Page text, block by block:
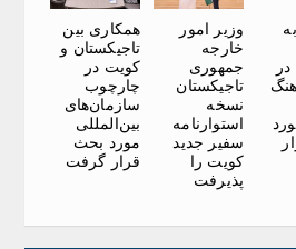
وزیر امور
خارجه
جمهوری
تاجیکستان
نسخه
استوارنامه
سفیر جدید
کویت را
پذیرفت
همکاری بین
تاجیکستان و
کویت در
چارچوب
سازمان‌های
بین‌المللی
مورد بحث
قرار گرفت